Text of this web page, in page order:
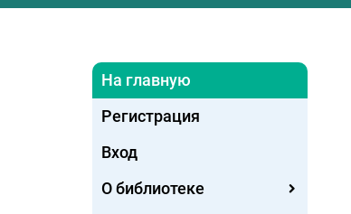
На главную
Регистрация
Вход
О библиотеке